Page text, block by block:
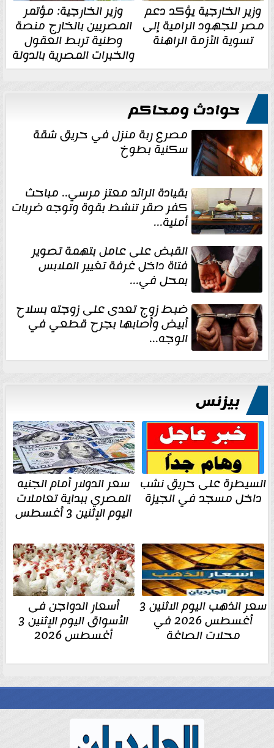
وزير الخارجية يؤكد دعم
مصر للجهود الرامية إلى
تسوية الأزمة الراهنة
وزير الخارجية: مؤتمر
المصريين بالخارج منصة
وطنية تربط العقول
والخبرات المصرية بالدولة
حوادث ومحاكم
مصرع ربة منزل في حريق شقة
سكنية بطوخ
بقيادة الرائد معتز مرسي.. مباحث
كفر صقر تنشط بقوة وتوجه ضربات
أمنية...
القبض على عامل بتهمة تصوير
فتاة داخل غرفة تغيير الملابس
بمحل في...
ضبط زوج تعدى على زوجته بسلاح
أبيض وأصابها بجرح قطعي في
الوجه...
بيزنس
السيطرة على حريق نشب
داخل مسجد في الجيزة
سعر الدولار أمام الجنيه
المصري ببداية تعاملات
اليوم الإثنين 3 أغسطس
سعر الذهب اليوم الاثنين 3
أغسطس 2026 في
محلات الصاغة
أسعار الدواجن فى
الأسواق اليوم الإثنين 3
أغسطس 2026